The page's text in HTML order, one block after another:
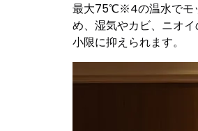
最大75℃※4の温水でモ
め、湿気やカビ、ニオ
小限に抑えられます。